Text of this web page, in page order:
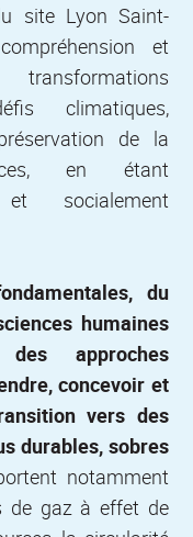
site Lyon Saint-
et
climatiques,
de la
en étant
socialement
du
humaines
approches
concevoir et
vers des
durables, sobres
notamment
de gaz à effet de